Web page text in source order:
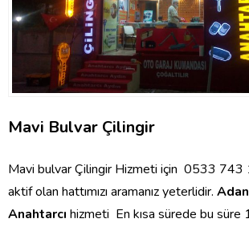
Mavi Bulvar Çilingir
Mavi bulvar Çilingir Hizmeti için 0533 743
aktif olan hattımızı aramanız yeterlidir.
Anahtarcı hizmeti En kısa sürede bu süre